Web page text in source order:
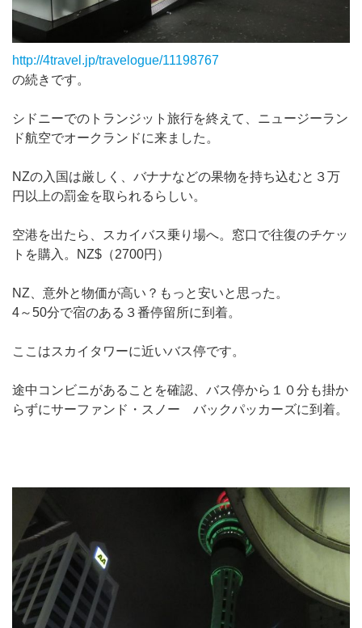
http://4travel.jp/travelogue/11198767
の続きです。
シドニーでのトランジット旅行を終えて、ニュージーラン
ド航空でオークランドに来ました。
NZの入国は厳しく、バナナなどの果物を持ち込むと３万
円以上の罰金を取られるらしい。
空港を出たら、スカイバス乗り場へ。窓口で往復のチケッ
トを購入。NZ$（2700円）
NZ、意外と物価が高い？もっと安いと思った。
4～50分で宿のある３番停留所に到着。
ここはスカイタワーに近いバス停です。
途中コンビニがあることを確認、バス停から１０分も掛か
らずにサーファンド・スノー バックパッカーズに到着。